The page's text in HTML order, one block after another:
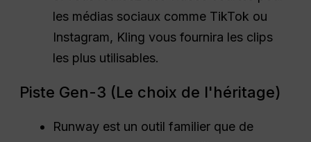
les médias sociaux comme TikTok ou
Instagram, Kling vous fournira les clips
les plus utilisables.
Piste Gen-3 (Le choix de l'héritage)
Runway est un outil familier que de